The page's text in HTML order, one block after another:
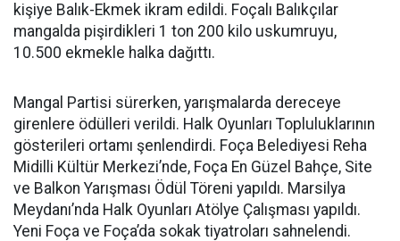
kişiye Balık-Ekmek ikram edildi. Foçalı Balıkçılar
mangalda pişirdikleri 1 ton 200 kilo uskumruyu,
10.500 ekmekle halka dağıttı.
Mangal Partisi sürerken, yarışmalarda dereceye
girenlere ödülleri verildi. Halk Oyunları Topluluklarının
gösterileri ortamı şenlendirdi. Foça Belediyesi Reha
Midilli Kültür Merkezi’nde, Foça En Güzel Bahçe, Site
ve Balkon Yarışması Ödül Töreni yapıldı. Marsilya
Meydanı’nda Halk Oyunları Atölye Çalışması yapıldı.
Yeni Foça ve Foça’da sokak tiyatroları sahnelendi.